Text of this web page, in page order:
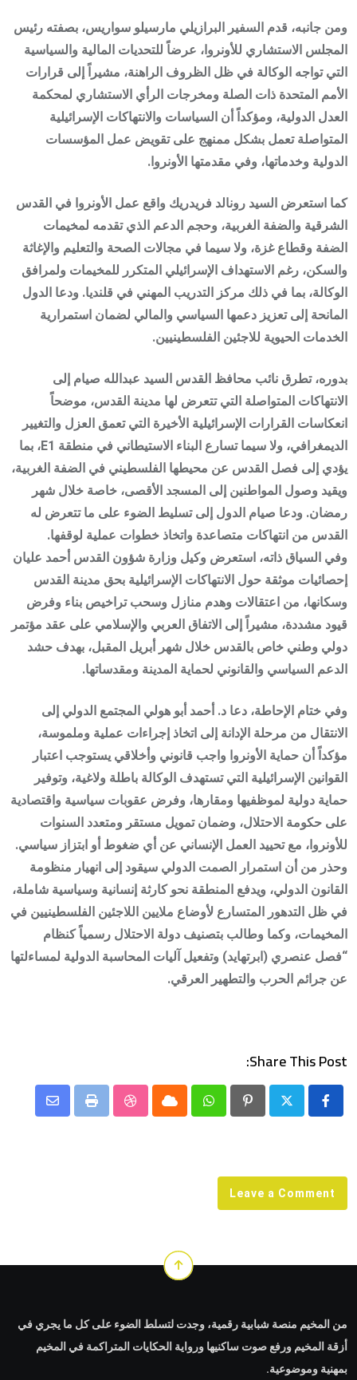
ومن جانبه، قدم السفير البرازيلي مارسيلو سواريس، بصفته رئيس
المجلس الاستشاري للأونروا، عرضاً للتحديات المالية والسياسية
التي تواجه الوكالة في ظل الظروف الراهنة، مشيراً إلى قرارات
الأمم المتحدة ذات الصلة ومخرجات الرأي الاستشاري لمحكمة
العدل الدولية، ومؤكداً أن السياسات والانتهاكات الإسرائيلية
المتواصلة تعمل بشكل ممنهج على تقويض عمل المؤسسات
الدولية وخدماتها، وفي مقدمتها الأونروا.
كما استعرض السيد رونالد فريدريك واقع عمل الأونروا في القدس
الشرقية والضفة الغربية، وحجم الدعم الذي تقدمه لمخيمات
الضفة وقطاع غزة، ولا سيما في مجالات الصحة والتعليم والإغاثة
والسكن، رغم الاستهداف الإسرائيلي المتكرر للمخيمات ولمرافق
الوكالة، بما في ذلك مركز التدريب المهني في قلنديا. ودعا الدول
المانحة إلى تعزيز دعمها السياسي والمالي لضمان استمرارية
الخدمات الحيوية للاجئين الفلسطينيين.
بدوره، تطرق نائب محافظ القدس السيد عبدالله صيام إلى
الانتهاكات المتواصلة التي تتعرض لها مدينة القدس، موضحاً
انعكاسات القرارات الإسرائيلية الأخيرة التي تعمق العزل والتغيير
الديمغرافي، ولا سيما تسارع البناء الاستيطاني في منطقة E1، بما
يؤدي إلى فصل القدس عن محيطها الفلسطيني في الضفة الغربية،
ويقيد وصول المواطنين إلى المسجد الأقصى، خاصة خلال شهر
رمضان. ودعا صيام الدول إلى تسليط الضوء على ما تتعرض له
القدس من انتهاكات متصاعدة واتخاذ خطوات عملية لوقفها.
وفي السياق ذاته، استعرض وكيل وزارة شؤون القدس أحمد عليان
إحصائيات موثقة حول الانتهاكات الإسرائيلية بحق مدينة القدس
وسكانها، من اعتقالات وهدم منازل وسحب تراخيص بناء وفرض
قيود مشددة، مشيراً إلى الاتفاق العربي والإسلامي على عقد مؤتمر
دولي وطني خاص بالقدس خلال شهر أبريل المقبل، بهدف حشد
الدعم السياسي والقانوني لحماية المدينة ومقدساتها.
وفي ختام الإحاطة، دعا د. أحمد أبو هولي المجتمع الدولي إلى
الانتقال من مرحلة الإدانة إلى اتخاذ إجراءات عملية وملموسة،
مؤكداً أن حماية الأونروا واجب قانوني وأخلاقي يستوجب اعتبار
القوانين الإسرائيلية التي تستهدف الوكالة باطلة ولاغية، وتوفير
حماية دولية لموظفيها ومقارها، وفرض عقوبات سياسية واقتصادية
على حكومة الاحتلال، وضمان تمويل مستقر ومتعدد السنوات
للأونروا، مع تحييد العمل الإنساني عن أي ضغوط أو ابتزاز سياسي.
وحذر من أن استمرار الصمت الدولي سيقود إلى انهيار منظومة
القانون الدولي، ويدفع المنطقة نحو كارثة إنسانية وسياسية شاملة،
في ظل التدهور المتسارع لأوضاع ملايين اللاجئين الفلسطينيين في
المخيمات، وكما وطالب بتصنيف دولة الاحتلال رسمياً كنظام
“فصل عنصري (ابرتهايد) وتفعيل آليات المحاسبة الدولية لمساءلتها
عن جرائم الحرب والتطهير العرقي.
Share This Post:
Pinterest
Whatsapp
Cloud
StumbleUpon
Print
Share
Leave a Comment
من المخيم منصة شبابية رقمية، وجدت لتسلط الضوء على كل ما يجري في
أزقة المخيم ورفع صوت ساكنيها ورواية الحكايات المتراكمة في المخيم
بمهنية وموضوعية.